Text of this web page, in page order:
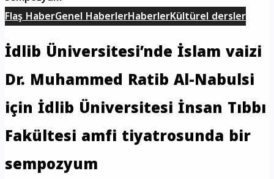
Flaş HaberGenel HaberlerHaberlerKültürel dersler
İdlib Üniversitesi’nde İslam vaizi
Dr. Muhammed Ratib Al-Nabulsi
için İdlib Üniversitesi İnsan Tıbbı
Fakültesi amfi tiyatrosunda bir
sempozyum